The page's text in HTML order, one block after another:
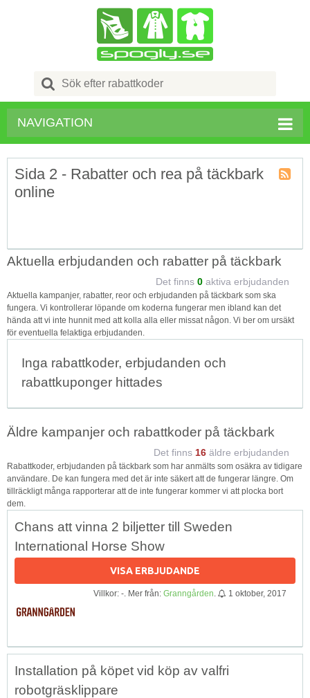
Search
for:
NAVIGATION
Sida 2 - Rabatter och rea på täckbark
online
Aktuella erbjudanden och rabatter på täckbark
Det finns 0 aktiva erbjudanden
Aktuella kampanjer, rabatter, reor och erbjudanden på täckbark som ska
fungera. Vi kontrollerar löpande om koderna fungerar men ibland kan det
hända att vi inte hunnit med att kolla alla eller missat någon. Vi ber om ursäkt
för eventuella felaktiga erbjudanden.
Inga rabattkoder, erbjudanden och
rabattkuponger hittades
Äldre kampanjer och rabattkoder på täckbark
Det finns 16 äldre erbjudanden
Rabattkoder, erbjudanden på täckbark som har anmälts som osäkra av tidigare
användare. De kan fungera med det är inte säkert att de fungerar längre. Om
tillräckligt många rapporterar att de inte fungerar kommer vi att plocka bort
dem.
Chans att vinna 2 biljetter till Sweden
International Horse Show
VISA ERBJUDANDE
Villkor: -. Mer från: Granngården 1 oktober, 2017
Installation på köpet vid köp av valfri
robotgräsklippare